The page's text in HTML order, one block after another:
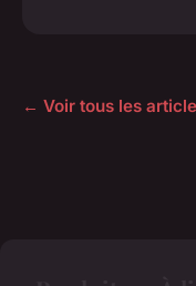
← Voir tous les